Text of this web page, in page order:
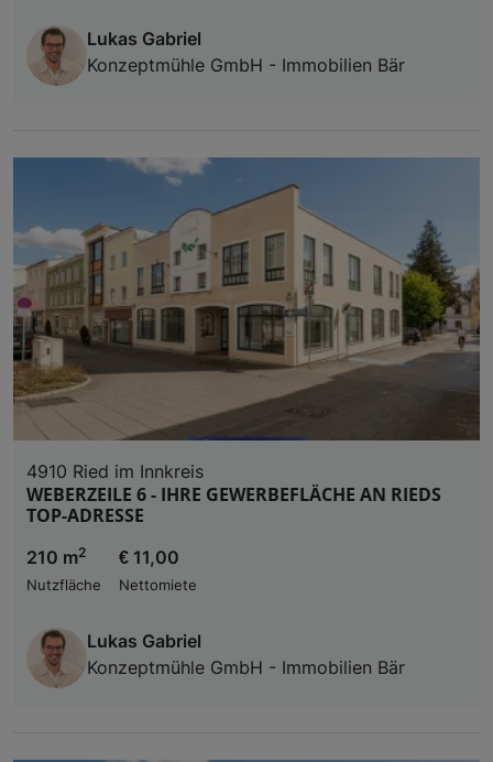
Lukas Gabriel
Konzeptmühle GmbH - Immobilien Bär
4910 Ried im Innkreis
WEBERZEILE 6 - IHRE GEWERBEFLÄCHE AN RIEDS
TOP-ADRESSE
210 m2
Nutzfläche
€ 11,00
Nettomiete
Lukas Gabriel
Konzeptmühle GmbH - Immobilien Bär